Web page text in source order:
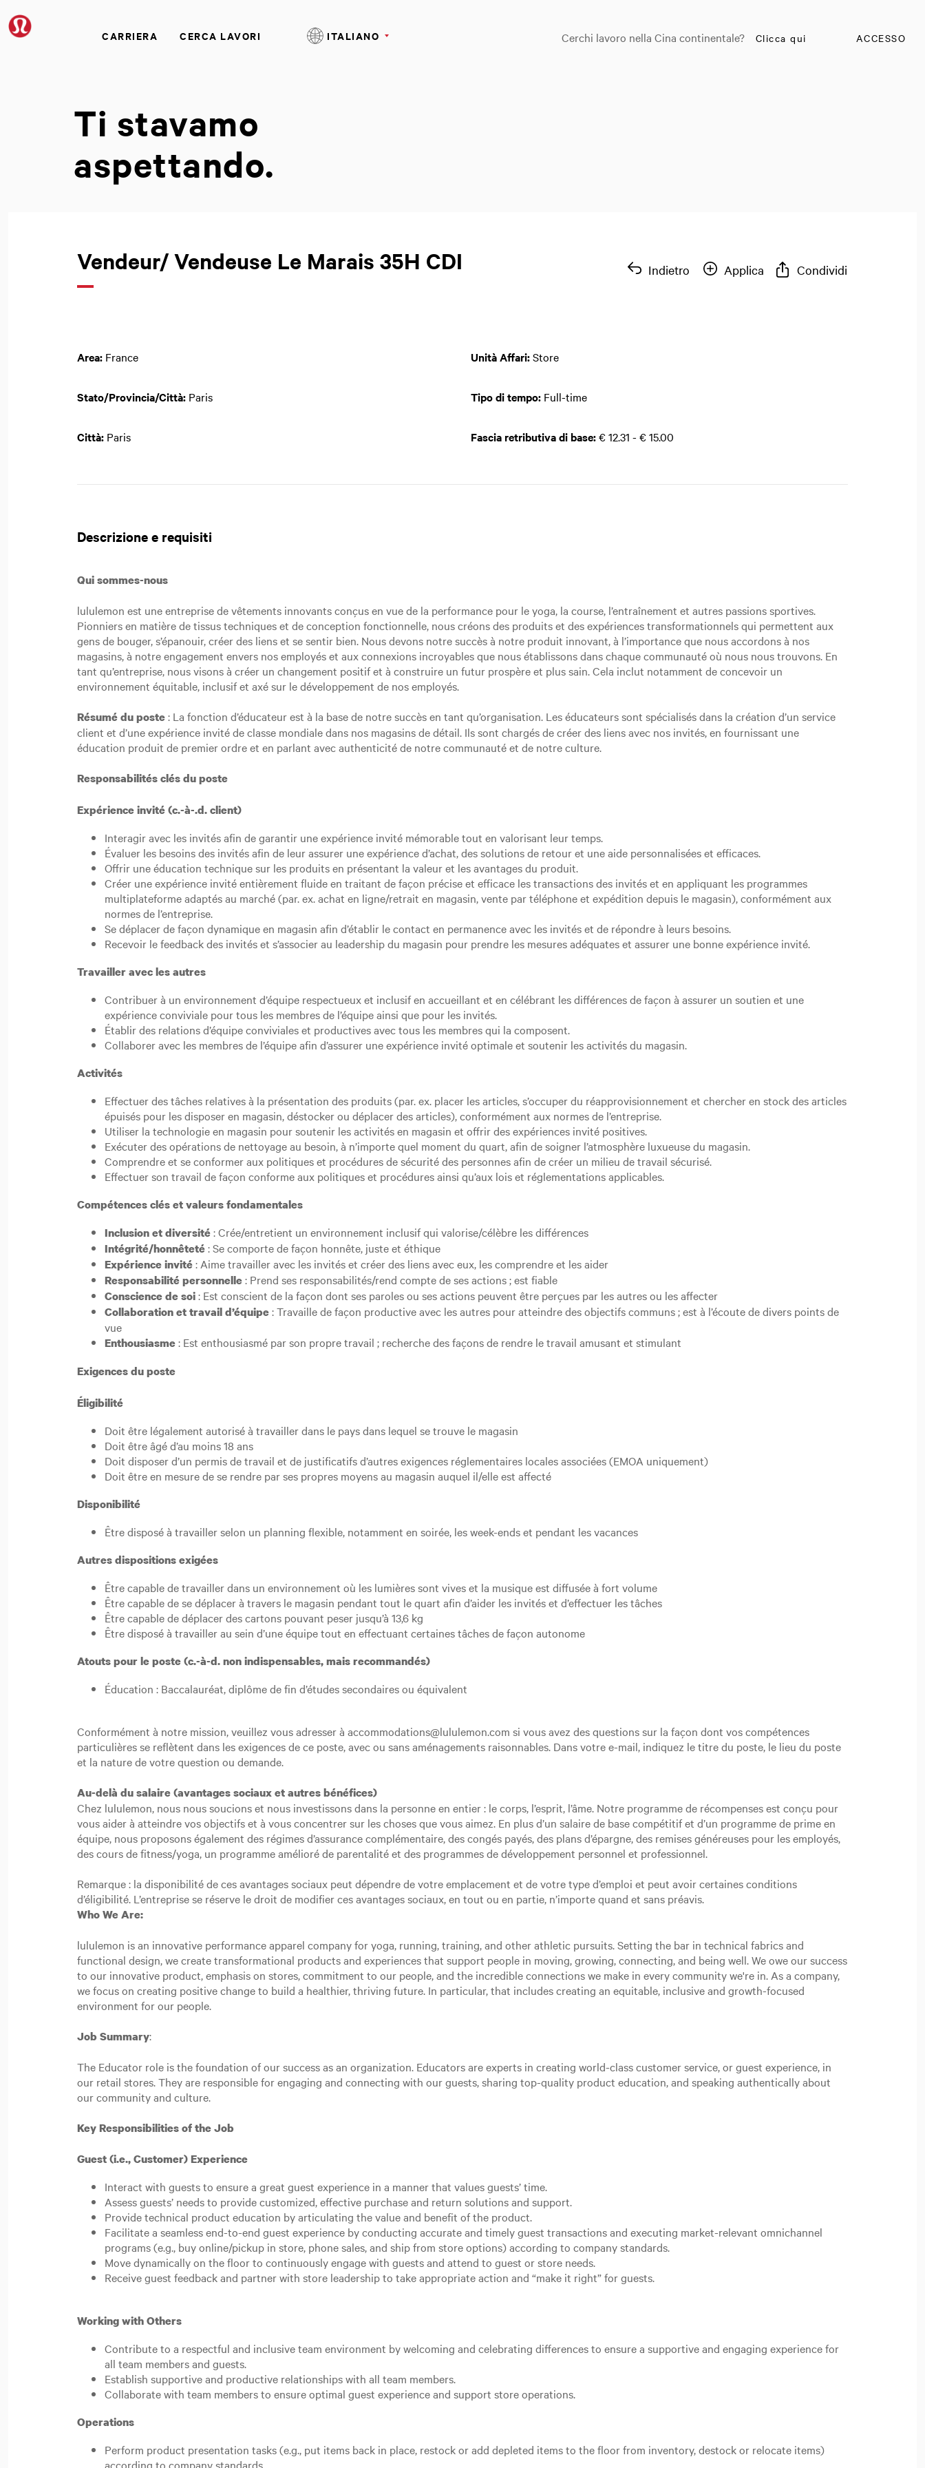
CARRIERA CERCA LAVORI ACCESSO
ITALIANO Cerchi lavoro nella Cina continentale? Clicca qui
Ti stavamo
aspettando.
Vendeur/ Vendeuse Le Marais 35H CDI Indietro Applica Condividi
Area: France
Stato/Provincia/Città: Paris
Città: Paris
Unità Affari:Store
Tipo di tempo: Full-time
Fascia retributiva di base:€ 12.31 - € 15.00
Descrizione e requisiti
Qui sommes-nous
lululemon est une entreprise de vêtements innovants conçus en vue de la performance pour le yoga, la course, l’entraînement et autres passions sportives.
Pionniers en matière de tissus techniques et de conception fonctionnelle, nous créons des produits et des expériences transformationnels qui permettent aux
gens de bouger, s’épanouir, créer des liens et se sentir bien. Nous devons notre succès à notre produit innovant, à l’importance que nous accordons à nos
magasins, à notre engagement envers nos employés et aux connexions incroyables que nous établissons dans chaque communauté où nous nous trouvons. En
tant qu’entreprise, nous visons à créer un changement positif et à construire un futur prospère et plus sain. Cela inclut notamment de concevoir un
environnement équitable, inclusif et axé sur le développement de nos employés.
Résumé du poste: La fonction d’éducateur est à la base de notre succès en tant qu’organisation. Les éducateurs sont spécialisés dans la création d’un service
client et d’une expérience invité de classe mondiale dans nos magasins de détail. Ils sont chargés de créer des liens avec nos invités, en fournissant une
éducation produit de premier ordre et en parlant avec authenticité de notre communauté et de notre culture.
Responsabilités clés du poste
Expérience invité (c.-à-.d. client)
Interagir avec les invités afin de garantir une expérience invité mémorable tout en valorisant leur temps.
Évaluer les besoins des invités afin de leur assurer une expérience d’achat, des solutions de retour et une aide personnalisées et efficaces.
Offrir une éducation technique sur les produits en présentant la valeur et les avantages du produit.
Créer une expérience invité entièrement fluide en traitant de façon précise et efficace les transactions des invités et en appliquant les programmes
multiplateforme adaptés au marché (par. ex. achat en ligne/retrait en magasin, vente par téléphone et expédition depuis le magasin), conformément aux
normes de l’entreprise.
Se déplacer de façon dynamique en magasin afin d’établir le contact en permanence avec les invités et de répondre à leurs besoins.
Recevoir le feedback des invités et s’associer au leadership du magasin pour prendre les mesures adéquates et assurer une bonne expérience invité.
Travailler avec les autres
Contribuer à un environnement d’équipe respectueux et inclusif en accueillant et en célébrant les différences de façon à assurer un soutien et une
expérience conviviale pour tous les membres de l’équipe ainsi que pour les invités.
Établir des relations d’équipe conviviales et productives avec tous les membres qui la composent.
Collaborer avec les membres de l’équipe afin d’assurer une expérience invité optimale et soutenir les activités du magasin.
Activités
Effectuer des tâches relatives à la présentation des produits (par. ex. placer les articles, s’occuper du réapprovisionnement et chercher en stock des articles
épuisés pour les disposer en magasin, déstocker ou déplacer des articles), conformément aux normes de l’entreprise.
Utiliser la technologie en magasin pour soutenir les activités en magasin et offrir des expériences invité positives.
Exécuter des opérations de nettoyage au besoin, à n’importe quel moment du quart, afin de soigner l’atmosphère luxueuse du magasin.
Comprendre et se conformer aux politiques et procédures de sécurité des personnes afin de créer un milieu de travail sécurisé.
Effectuer son travail de façon conforme aux politiques et procédures ainsi qu’aux lois et réglementations applicables.
Compétences clés et valeurs fondamentales
Inclusion et diversité: Crée/entretient un environnement inclusif qui valorise/célèbre les différences
Intégrité/honnêteté: Se comporte de façon honnête, juste et éthique
Expérience invité: Aime travailler avec les invités et créer des liens avec eux, les comprendre et les aider
Responsabilité personnelle: Prend ses responsabilités/rend compte de ses actions ; est fiable
Conscience de soi: Est conscient de la façon dont ses paroles ou ses actions peuvent être perçues par les autres ou les affecter
Collaboration et travail d’équipe: Travaille de façon productive avec les autres pour atteindre des objectifs communs ; est à l’écoute de divers points de
vue
Enthousiasme: Est enthousiasmé par son propre travail ; recherche des façons de rendre le travail amusant et stimulant
Exigences du poste
Éligibilité
Doit être légalement autorisé à travailler dans le pays dans lequel se trouve le magasin
Doit être âgé d’au moins 18 ans
Doit disposer d’un permis de travail et de justificatifs d’autres exigences réglementaires locales associées (EMOA uniquement)
Doit être en mesure de se rendre par ses propres moyens au magasin auquel il/elle est affecté
Disponibilité
Être disposé à travailler selon un planning flexible, notamment en soirée, les week-ends et pendant les vacances
Autres dispositions exigées
Être capable de travailler dans un environnement où les lumières sont vives et la musique est diffusée à fort volume
Être capable de se déplacer à travers le magasin pendant tout le quart afin d’aider les invités et d’effectuer les tâches
Être capable de déplacer des cartons pouvant peser jusqu’à 13,6 kg
Être disposé à travailler au sein d’une équipe tout en effectuant certaines tâches de façon autonome
Atouts pour le poste (c.-à-d. non indispensables, mais recommandés)
Éducation : Baccalauréat, diplôme de fin d’études secondaires ou équivalent
Conformément à notre mission, veuillez vous adresser à accommodations@lululemon.com si vous avez des questions sur la façon dont vos compétences
particulières se reflètent dans les exigences de ce poste, avec ou sans aménagements raisonnables. Dans votre e-mail, indiquez le titre du poste, le lieu du poste
et la nature de votre question ou demande.
Au-delà du salaire (avantages sociaux et autres bénéfices)
Chez lululemon, nous nous soucions et nous investissons dans la personne en entier : le corps, l’esprit, l’âme. Notre programme de récompenses est conçu pour
vous aider à atteindre vos objectifs et à vous concentrer sur les choses que vous aimez. En plus d’un salaire de base compétitif et d’un programme de prime en
équipe, nous proposons également des régimes d’assurance complémentaire, des congés payés, des plans d’épargne, des remises généreuses pour les employés,
des cours de fitness/yoga, un programme amélioré de parentalité et des programmes de développement personnel et professionnel.
Remarque : la disponibilité de ces avantages sociaux peut dépendre de votre emplacement et de votre type d’emploi et peut avoir certaines conditions
d’éligibilité. L’entreprise se réserve le droit de modifier ces avantages sociaux, en tout ou en partie, n’importe quand et sans préavis.
Who We Are:
lululemon is an innovative performance apparel company for yoga, running, training, and other athletic pursuits. Setting the bar in technical fabrics and
functional design, we create transformational products and experiences that support people in moving, growing, connecting, and being well. We owe our success
to our innovative product, emphasis on stores, commitment to our people, and the incredible connections we make in every community we're in. As a company,
we focus on creating positive change to build a healthier, thriving future. In particular, that includes creating an equitable, inclusive and growth-focused
environment for our people.
Job Summary:
The Educator role is the foundation of our success as an organization. Educators are experts in creating world-class customer service, or guest experience, in
our retail stores. They are responsible for engaging and connecting with our guests, sharing top-quality product education, and speaking authentically about
our community and culture.
Key Responsibilities of the Job
Guest (i.e., Customer) Experience
Interact with guests to ensure a great guest experience in a manner that values guests’ time.
Assess guests’ needs to provide customized, effective purchase and return solutions and support.
Provide technical product education by articulating the value and benefit of the product.
Facilitate a seamless end-to-end guest experience by conducting accurate and timely guest transactions and executing market-relevant omnichannel
programs (e.g., buy online/pickup in store, phone sales, and ship from store options) according to company standards.
Move dynamically on the floor to continuously engage with guests and attend to guest or store needs.
Receive guest feedback and partner with store leadership to take appropriate action and “make it right” for guests.
Working with Others
Contribute to a respectful and inclusive team environment by welcoming and celebrating differences to ensure a supportive and engaging experience for
all team members and guests.
Establish supportive and productive relationships with all team members.
Collaborate with team members to ensure optimal guest experience and support store operations.
Operations
Perform product presentation tasks (e.g., put items back in place, restock or add depleted items to the floor from inventory, destock or relocate items)
according to company standards.